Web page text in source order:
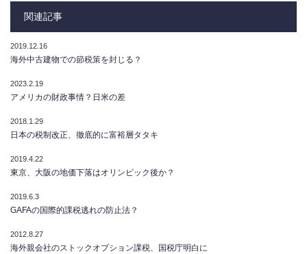
関連記事
2019.12.16
海外中古建物での節税策を封じる？
2023.2.19
アメリカの財政事情？日米の差
2018.1.29
日本の税制改正、徹底的に富裕層タタキ
2019.4.22
東京、大阪の地価下落はオリンピック後か？
2019.6.3
GAFAの国際的課税逃れの防止法？
2012.8.27
海外親会社のストックオプション課税、国税庁明白に